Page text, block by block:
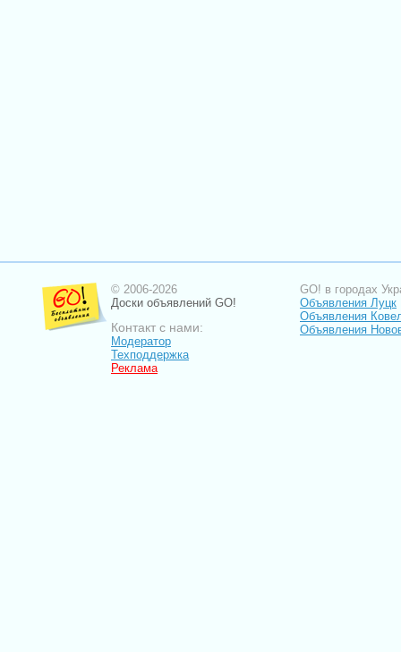
© 2006-2026
Доски объявлений GO!
Контакт с нами:
Модератор
Техподдержка
Реклама
GO! в городах
Объявления Луцк
Объявления
Объявления